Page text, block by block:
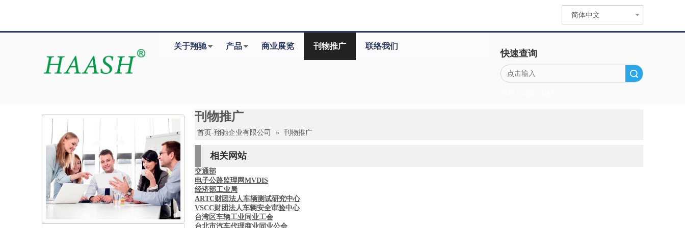
简体中文
关于翔驰 产品 商业展览 刊物推广 联络我们
快速查询
刊物推广
首页-翔驰企业有限公司 » 刊物推广
相关网站
交通部
电子公路监理网MVDIS
经济部工业局
ARTC财团法人车辆测试研究中心
VSCC财团法人车辆安全审验中心
台湾区车辆工业同业工会
台北市汽车代理商业同业公会